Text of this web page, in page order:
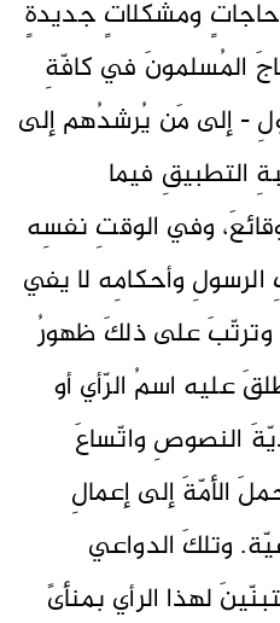
ومشكلاتٍ جديدةٍ
المُسلمونَ في كافّةِ
- إلى مَن يُرشدُهم إلى
التطبيقِ فيما
وفي الوقتِ نفسِه
الرسولِ وأحكامِه لا يفي
وترتّبَ على ذلكَ ظهورُ
عليه اسمُ الرّأي أو
النصوصِ واتّساعَ
الأمّةَ إلى إعمالِ
وتلكَ الدواعي
لهذا الرأي بمنأىً